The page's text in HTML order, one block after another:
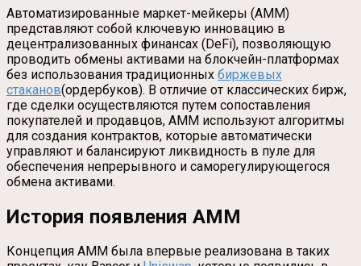
Автоматизированные маркет-мейкеры (AMM)
представляют собой ключевую инновацию в
децентрализованных финансах (DeFi), позволяющую
проводить обмены активами на блокчейн-платформах
без использования традиционных биржевых
стаканов(ордербуков). В отличие от классических бирж,
где сделки осуществляются путем сопоставления
покупателей и продавцов, AMM используют алгоритмы
для создания контрактов, которые автоматически
управляют и балансируют ликвидность в пуле для
обеспечения непрерывного и саморегулирующегося
обмена активами.
История появления AMM
Концепция AMM была впервые реализована в таких